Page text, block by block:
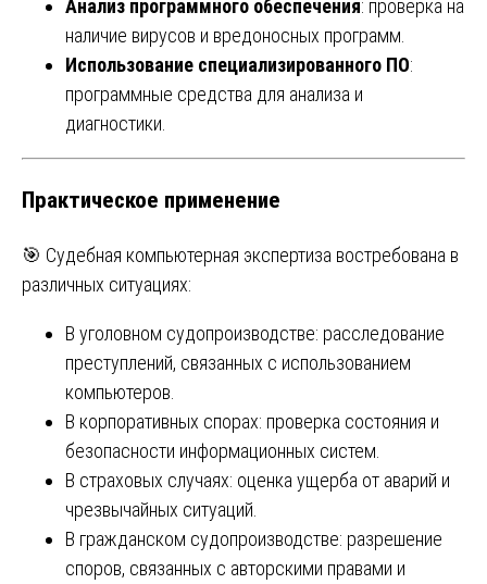
Анализ программного обеспечения: проверка на
наличие вирусов и вредоносных программ.
Использование специализированного ПО:
программные средства для анализа и
диагностики.
Практическое применение
🎯 Судебная компьютерная экспертиза востребована в
различных ситуациях:
В уголовном судопроизводстве: расследование
преступлений, связанных с использованием
компьютеров.
В корпоративных спорах: проверка состояния и
безопасности информационных систем.
В страховых случаях: оценка ущерба от аварий и
чрезвычайных ситуаций.
В гражданском судопроизводстве: разрешение
споров, связанных с авторскими правами и